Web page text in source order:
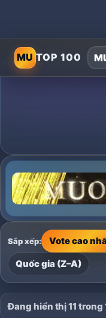
MUTOP 100
Home›MU Online
Sắp xếp: Vote cao
Quốc gia (Z–A)
Đang hiển thị 11 trong